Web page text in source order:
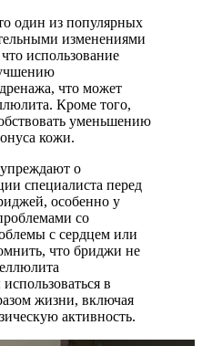
один из популярных
изменениями
использование
что может
Кроме того,
уменьшению
кожи.
о
специалиста перед
особенно у
со
с сердцем или
что бриджи не
в
жизни, включая
активность.